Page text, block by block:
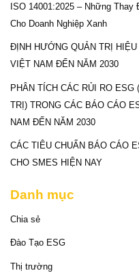
ISO 14001:2025 – Những
Cho Doanh Nghiệp Xanh
ĐỊNH HƯỚNG QUẢN TRỊ
VIỆT NAM ĐẾN NĂM 2030
PHÂN TÍCH CÁC RỦI RO
TRỊ) TRONG CÁC BÁO CÁO
NAM ĐẾN NĂM 2030
CÁC TIÊU CHUẨN BÁO CÁO
CHO SMES HIỆN NAY
Danh mục
Chia sẻ
Đào Tạo ESG
Thị trường